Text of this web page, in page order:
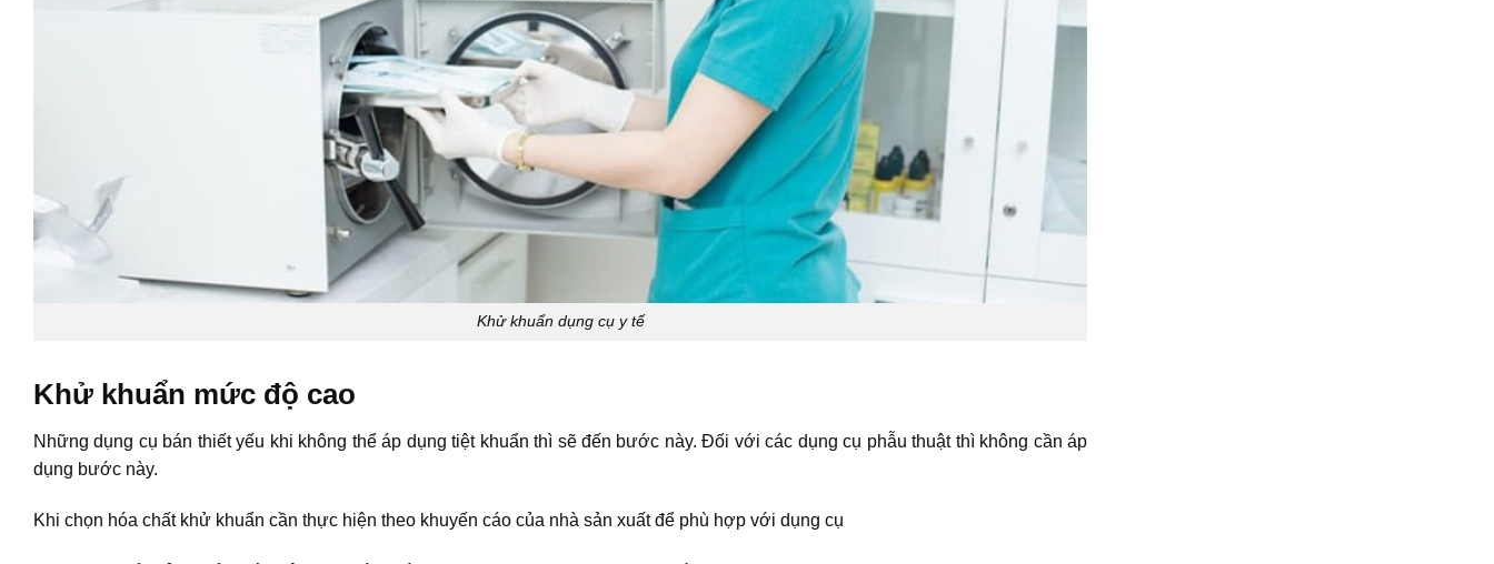
Khử khuẩn dụng cụ y tế
Khử khuẩn mức độ cao
Những dụng cụ bán thiết yếu khi không thể áp dụng tiệt khuẩn thì sẽ đến bước này. Đối với các dụng cụ phẫu thuật thì không cần áp
dụng bước này.
Khi chọn hóa chất khử khuẩn cần thực hiện theo khuyến cáo của nhà sản xuất để phù hợp với dụng cụ